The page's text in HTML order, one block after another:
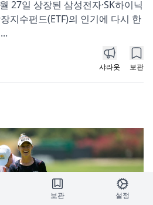
27일 상장된 삼성전자·SK하이닉
지수펀드(ETF)의 인기에 다시 한
샤라웃 보관
보관 설정